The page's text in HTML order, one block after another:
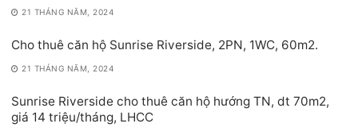
21 THÁNG NĂM, 2024
Cho thuê căn hộ Sunrise Riverside, 2PN, 1WC, 60m2.
21 THÁNG NĂM, 2024
Sunrise Riverside cho thuê căn hộ hướng TN, dt 70m2,
giá 14 triệu/tháng, LHCC